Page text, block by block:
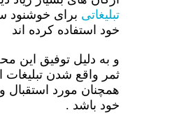
تبلیغاتی برای خوشنود
خود استفاده کرده اند
و به دلیل توفیق این
ثمر واقع شدن تبلیغات
همچنان مورد استقبال
خود باشد .